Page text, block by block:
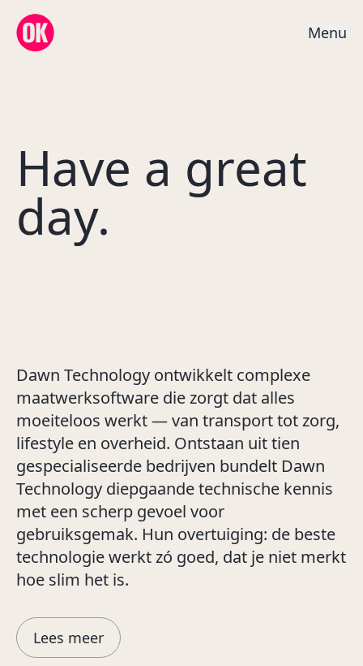
OK Creative Agency
Menu
Have a great
day.
Dawn Technology ontwikkelt complexe
maatwerksoftware die zorgt dat alles
moeiteloos werkt — van transport tot zorg,
lifestyle en overheid. Ontstaan uit tien
gespecialiseerde bedrijven bundelt Dawn
Technology diepgaande technische kennis
met een scherp gevoel voor
gebruiksgemak. Hun overtuiging: de beste
technologie werkt zó goed, dat je niet merkt
hoe slim het is.
Lees meer